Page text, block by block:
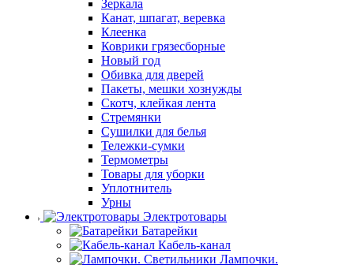
Зеркала
Канат, шпагат, веревка
Клеенка
Коврики грязесборные
Новый год
Обивка для дверей
Пакеты, мешки хознужды
Скотч, клейкая лента
Стремянки
Сушилки для белья
Тележки-сумки
Термометры
Товары для уборки
Уплотнитель
Урны
Электротовары
Батарейки
Кабель-канал
Лампочки.